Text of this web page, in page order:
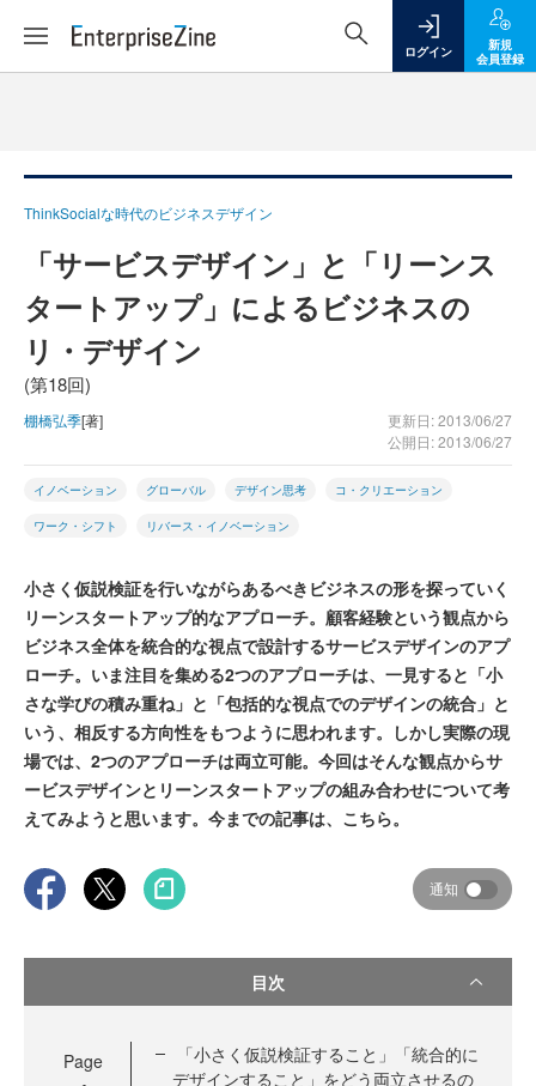
ログイン
新規
会員登録
ThinkSocialな時代のビジネスデザイン
「サービスデザイン」と「リーンス
タートアップ」によるビジネスの
リ・デザイン
(第18回)
棚橋弘季[著]
更新日: 2013/06/27
公開日: 2013/06/27
イノベーション グローバル デザイン思考 コ・クリエーション
ワーク・シフト リバース・イノベーション
小さく仮説検証を行いながらあるべきビジネスの形を探っていく
リーンスタートアップ的なアプローチ。顧客経験という観点から
ビジネス全体を統合的な視点で設計するサービスデザインのアプ
ローチ。いま注目を集める2つのアプローチは、一見すると「小
さな学びの積み重ね」と「包括的な視点でのデザインの統合」と
いう、相反する方向性をもつように思われます。しかし実際の現
場では、2つのアプローチは両立可能。今回はそんな観点からサ
ービスデザインとリーンスタートアップの組み合わせについて考
えてみようと思います。今までの記事は、こちら。
通知
目次
Page
「小さく仮説検証すること」「統合的に
デザインすること」をどう両立させるの